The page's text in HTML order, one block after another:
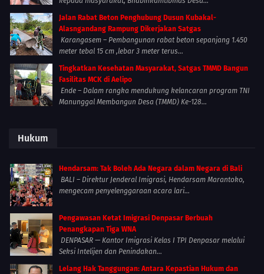
Jalan Rabat Beton Penghubung Dusun Kubakal-
Alasngandang Rampung Dikerjakan Satgas
Karangasem – Pembangunan rabat beton sepanjang 1.450
meter tebal 15 cm ,lebar 3 meter terus...
Tingkatkan Kesehatan Masyarakat, Satgas TMMD Bangun
Fasilitas MCK di Aelipo
Ende – Dalam rangka mendukung kelancaran program TNI
Manunggal Membangun Desa (TMMD) Ke-128...
Hukum
Hendarsam: Tak Boleh Ada Negara dalam Negara di Bali
BALI – Direktur Jenderal Imigrasi, Hendarsam Marantoko,
mengecam penyelenggaraan acara lari...
Pengawasan Ketat Imigrasi Denpasar Berbuah
Penangkapan Tiga WNA
DENPASAR — Kantor Imigrasi Kelas I TPI Denpasar melalui
Seksi Intelijen dan Penindakan...
Lelang Hak Tanggungan: Antara Kepastian Hukum dan